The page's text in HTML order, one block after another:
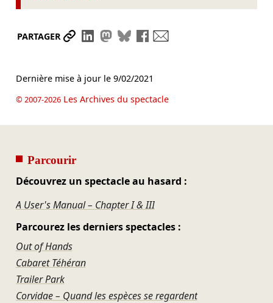
PARTAGER Partager le lien
Partager sur LinkedIn
Partager sur Mastodon
Partager sur Bluesky
Partager sur Facebook
Dernière mise à jour le 9/02/2021
© 2007-2026Les Archives du spectacle
Parcourir
Découvrez un spectacle au hasard :
A User's Manual – Chapter I & III
Parcourez les derniers spectacles :
Out of Hands
Cabaret Téhéran
Trailer Park
Corvidae – Quand les espèces se regardent